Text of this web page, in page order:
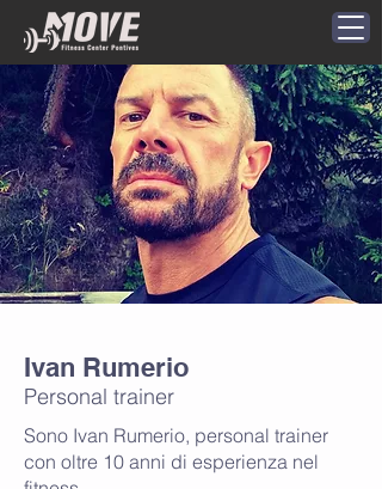
Ivan Rumerio
Personal trainer
​Sono Ivan Rumerio, personal trainer
con oltre 10 anni di esperienza nel